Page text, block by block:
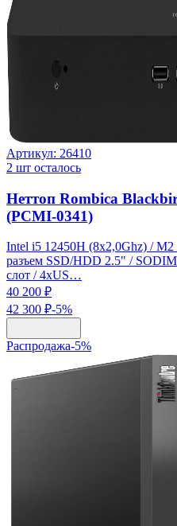
Артикул: 26410
2 шт осталось
Неттоп Rombica
(PCMI-0341)
Intel i5 12450H (8x2,0Ghz) /
разъем SSD/HDD 2.5" /
слот / 4xUS…
40 200 ₽
42 300 ₽-5%
Распродажа-5%